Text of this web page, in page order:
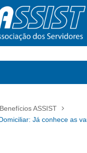
Benefícios ASSIST
Já conhece as